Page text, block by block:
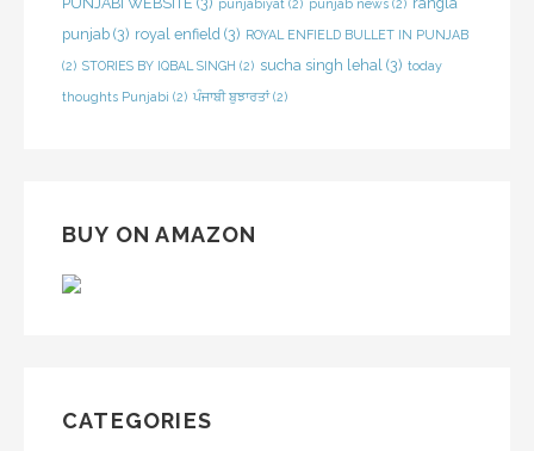
punjabiyat (2) punjab news (2)
punjab (3) royal enfield (3) ROYAL ENFIELD BULLET IN PUNJAB
(2) STORIES BY IQBAL SINGH (2) sucha singh lehal (3) today
thoughts Punjabi (2) ਪੰਜਾਬੀ ਬੁਝਾਰਤਾਂ(2)
BUY ON AMAZON
CATEGORIES